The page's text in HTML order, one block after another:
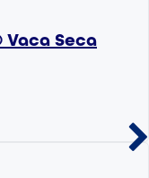
Seca